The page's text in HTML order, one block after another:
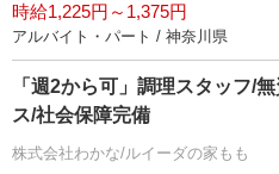
時給1,225円～1,375円
アルバイト・パート / 神奈川県
「週2から可」調理スタッフ/
ス/社会保障完備
株式会社わかな/ルイーダの家もも